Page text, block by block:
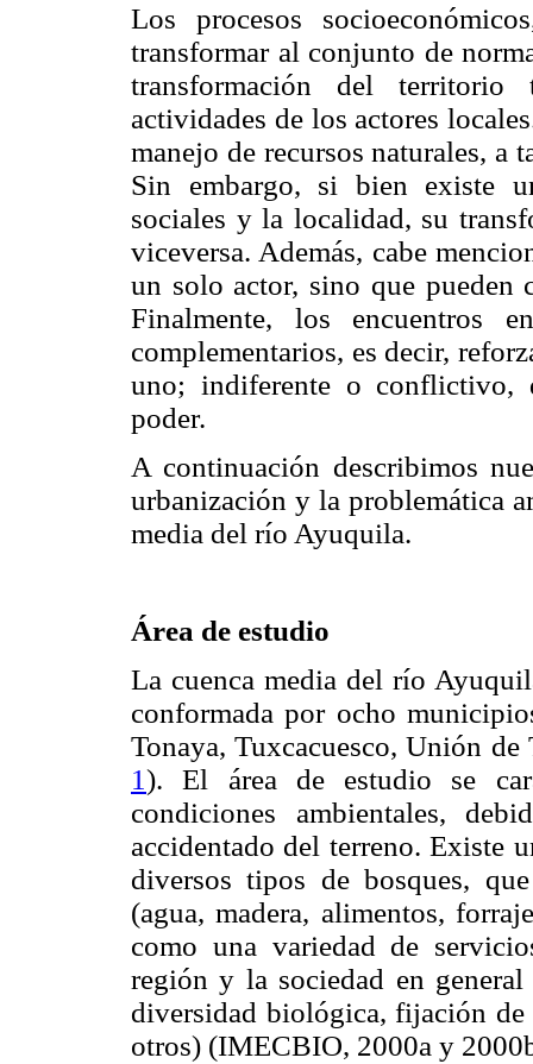
Los procesos
transformar al conjunto de
transformación del
actividades de los actores
manejo de recursos naturales, a
Sin embargo, si bien existe
sociales y la localidad, su
viceversa. Además, cabe
un solo actor, sino que
Finalmente, los encuentros
complementarios, es decir,
uno; indiferente o conflictivo,
poder.
A continuación describimos
urbanización y la problemática
media del río Ayuquila.
Área de estudio
La cuenca media del río
conformada por ocho
Tonaya, Tuxcacuesco, Unión
1). El área de estudio se
condiciones ambientales,
accidentado del terreno. Existe
diversos tipos de bosques,
(agua, madera, alimentos,
como una variedad de
región y la sociedad en
diversidad biológica, fijación de
otros) (IMECBIO, 2000a y